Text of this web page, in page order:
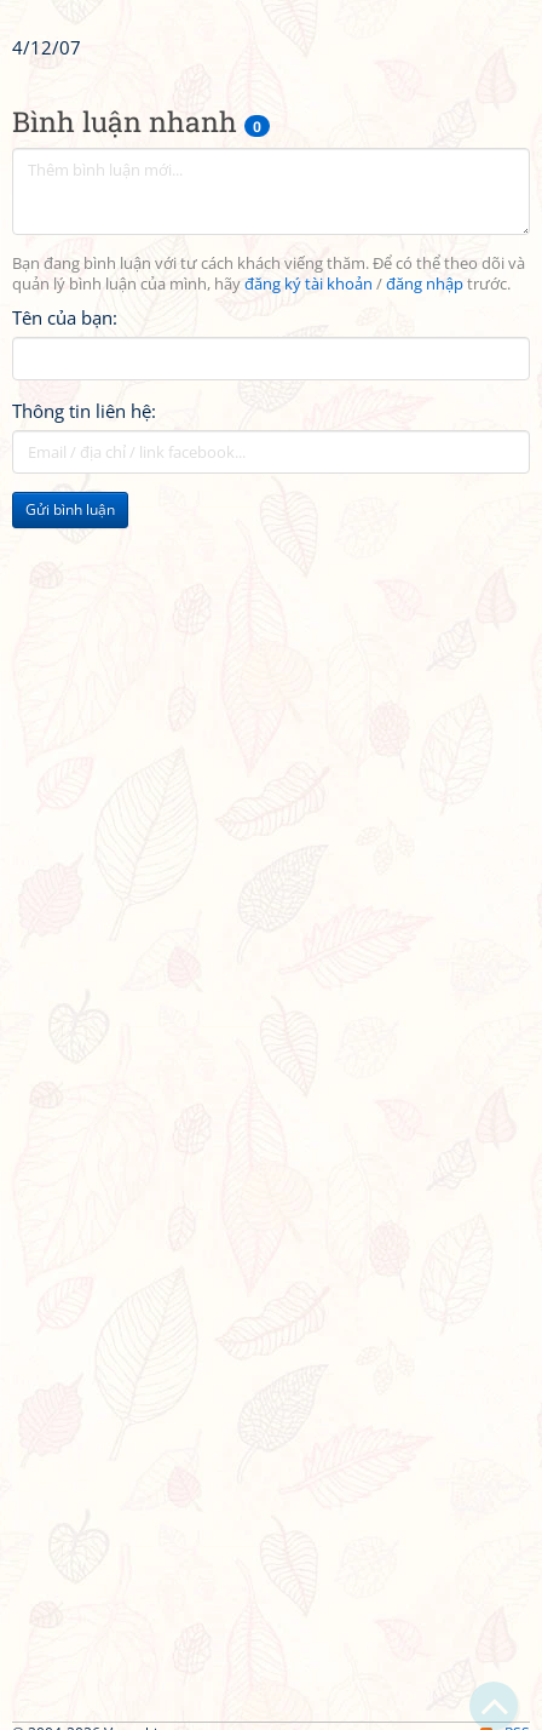
Bình luận nhanh 0
Bạn đang bình luận với tư cách khách viếng thăm. Để có thể theo dõi và
quản lý bình luận của mình, hãyđăng ký tài khoản /đăng nhậptrước.
Tên của bạn:
Thông tin liên hệ:
Gửi bình luận
4/12/07